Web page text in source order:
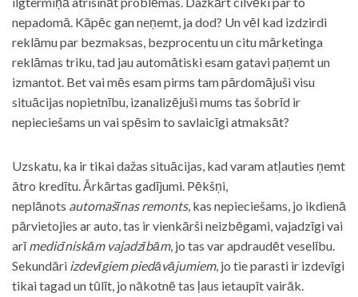
nepadomā. Kāpēc gan neņemt, ja dod? Un vēl kad izdzirdi
reklāmu par bezmaksas, bezprocentu un citu mārketinga
reklāmas triku, tad jau automātiski esam gatavi paņemt un
izmantot. Bet vai mēs esam pirms tam pārdomājuši visu
situācijas nopietnību, izanalizējuši mums tas šobrīd ir
nepieciešams un vai spēsim to savlaicīgi atmaksāt?
Uzskatu, ka ir tikai dažas situācijas, kad varam atļauties ņemt
ātro kredītu. Ārkārtas gadījumi. Pēkšņi,
neplānots automašīnas remonts, kas nepieciešams, jo ikdienā
pārvietojies ar auto, tas ir vienkārši neizbēgami, vajadzīgi vai
arīmedicīniskām vajadzībām, jo tas var apdraudēt veselību.
Sekundāri izdevīgiem piedāvājumiem, jo tie parasti ir izdevīgi
tikai tagad un tūlīt, jo nākotnē tas ļaus ietaupīt vairāk.